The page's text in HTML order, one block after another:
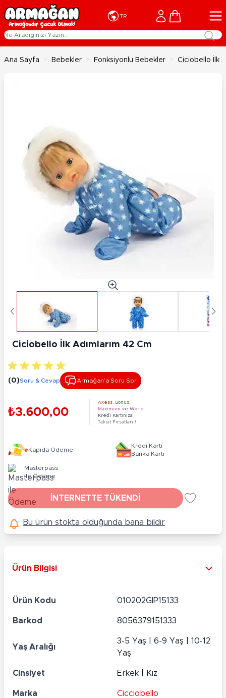
İçeriğe geç
TR Cart
Ana Sayfa > Bebekler > Fonksiyonlu Bebekler > Ciciobello İlk
Ciciobello İlk Adımlarım 42 Cm
(0)Soru & Cevap Armağan’a Soru Sor
₺3.600,00
Axess Bonus
Maximum ve World
Kredi Kartınıza
Taksit Fırsatları !
Kapıda Ödeme
Kredi Kartı
Banka Kartı
Masterpass
ile Ödeme
İNTERNETTE TÜKENDİ
Bu ürün stokta olduğunda bana bildir
Ürün Bilgisi
Ürün Kodu 010202GIP15133
Barkod 8056379151333
Yaş Aralığı
3-5 Yaş | 6-9 Yaş | 10-12
Yaş
Cinsiyet Erkek | Kız
Marka Cicciobello